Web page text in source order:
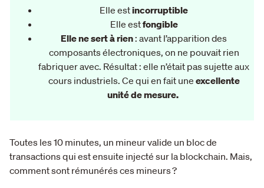
Elle estincorruptible
Elle estfongible
Elle ne sert à rien: avant l’apparition des
composants électroniques, on ne pouvait rien
fabriquer avec. Résultat : elle n’était pas sujette aux
cours industriels. Ce qui en fait une excellente
unité de mesure.
Toutes les 10 minutes, un mineur valide un bloc de
transactions qui est ensuite injecté sur la blockchain. Mais,
comment sont rémunérés ces mineurs ?